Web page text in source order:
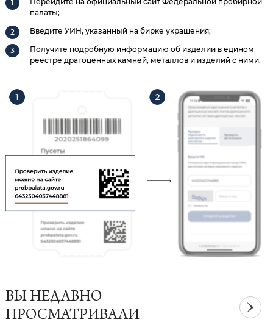
палаты;
Введите УИН, указанный на бирке украшения;
Получите подробную информацию об изделии в едином
реестре драгоценных камней, металлов и изделий с ними.
ВЫ НЕДАВНО
ПРОСМАТРИВАЛИ